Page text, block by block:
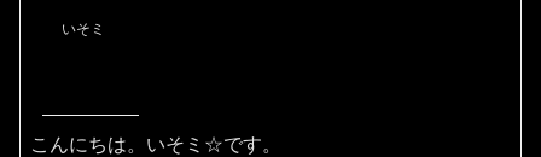
いそミ
こんにちは。いそミ☆です。